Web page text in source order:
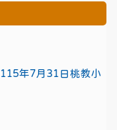
年7月31日桃教小